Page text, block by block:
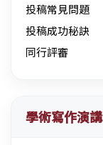
投稿常見問題
投稿成功秘訣
同行評審
學術寫作演講